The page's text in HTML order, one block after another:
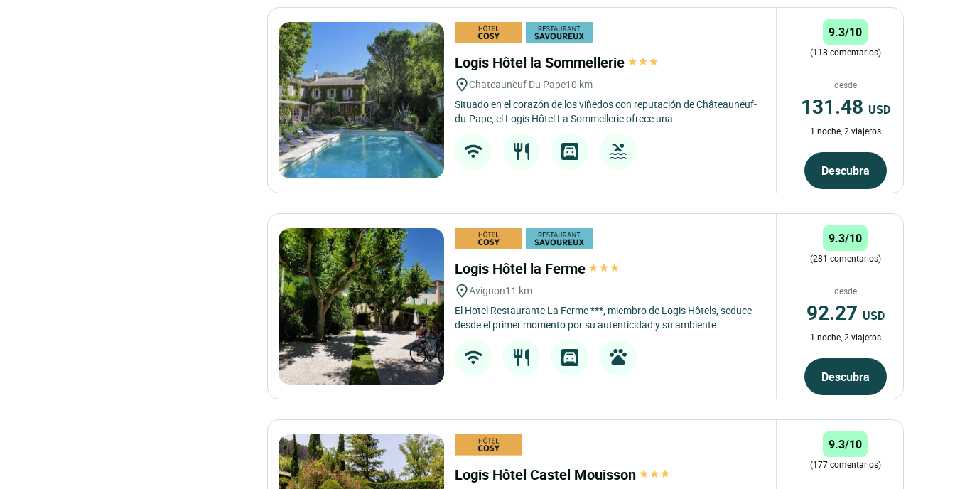
Logis Hôtel la Sommellerie
Chateauneuf Du Pape10 km
Situado en el corazón de los viñedos con reputación de Châteauneuf-
du-Pape, el Logis Hôtel La Sommellerie ofrece una...
9.3/10
(118 comentarios)
desde
131.48 USD
1 noche, 2 viajeros
Descubra
Logis Hôtel la Ferme
Avignon11 km
El Hotel Restaurante La Ferme ***, miembro de Logis Hôtels, seduce
desde el primer momento por su autenticidad y su ambiente...
9.3/10
(281 comentarios)
desde
92.27 USD
1 noche, 2 viajeros
Descubra
Logis Hôtel Castel Mouisson
9.3/10
(177 comentarios)